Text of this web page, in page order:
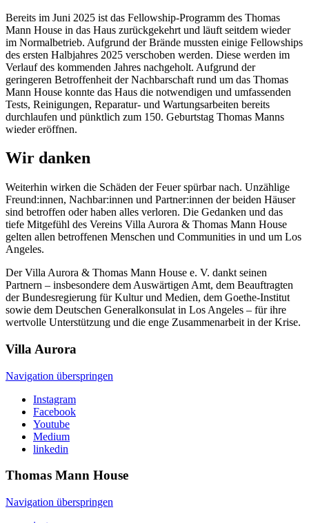
Bereits im Juni 2025 ist das Fellowship-Programm des Thomas
Mann House in das Haus zurückgekehrt und läuft seitdem wieder
im Normalbetrieb. Aufgrund der Brände mussten einige Fellowships
des ersten Halbjahres 2025 verschoben werden. Diese werden im
Verlauf des kommenden Jahres nachgeholt. Aufgrund der
geringeren Betroffenheit der Nachbarschaft rund um das Thomas
Mann House konnte das Haus die notwendigen und umfassenden
Tests, Reinigungen, Reparatur- und Wartungsarbeiten bereits
durchlaufen und pünktlich zum 150. Geburtstag Thomas Manns
wieder eröffnen.
Wir danken
Weiterhin wirken die Schäden der Feuer spürbar nach. Unzählige
Freund:innen, Nachbar:innen und Partner:innen der beiden Häuser
sind betroffen oder haben alles verloren. Die Gedanken und das
tiefe Mitgefühl des Vereins Villa Aurora & Thomas Mann House
gelten allen betroffenen Menschen und Communities in und um Los
Angeles.
Der Villa Aurora & Thomas Mann House e. V. dankt seinen
Partnern – insbesondere dem Auswärtigen Amt, dem Beauftragten
der Bundesregierung für Kultur und Medien, dem Goethe-Institut
sowie dem Deutschen Generalkonsulat in Los Angeles – für ihre
wertvolle Unterstützung und die enge Zusammenarbeit in der Krise.
Villa Aurora
Navigation überspringen
Instagram
Facebook
Youtube
Medium
linkedin
Thomas Mann House
Navigation überspringen